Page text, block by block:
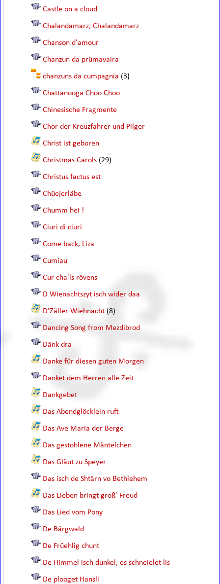
Castle on a cloud
Chalandamarz, Chalandamarz
Chanson d'amour
Chanzun da prümavaira
chanzuns da cumpagnia (3)
Chattanooga Choo Choo
Chinesische Fragmente
Chor der Kreuzfahrer und Pilger
Christ ist geboren
Christmas Carols (29)
Christus factus est
Chüejerläbe
Chumm hei !
Ciuri di ciuri
Come back, Liza
Cumiau
Cur cha'ls rövens
D Wienachtszyt isch wider daa
D'Zäller Wiehnacht (8)
Dancing Song from Mezdibrod
Dänk dra
Danke für diesen guten Morgen
Danket dem Herren alle Zeit
Dankgebet
Das Abendglöcklein ruft
Das Ave Maria der Berge
Das gestohlene Mäntelchen
Das Gläut zu Speyer
Das isch de Shtärn vo Bethlehem
Das Lieben bringt groß' Freud
Das Lied vom Pony
De Bärgwald
De Früehlig chunt
De Himmel isch dunkel, es schneielet lis
De plooget Hansli